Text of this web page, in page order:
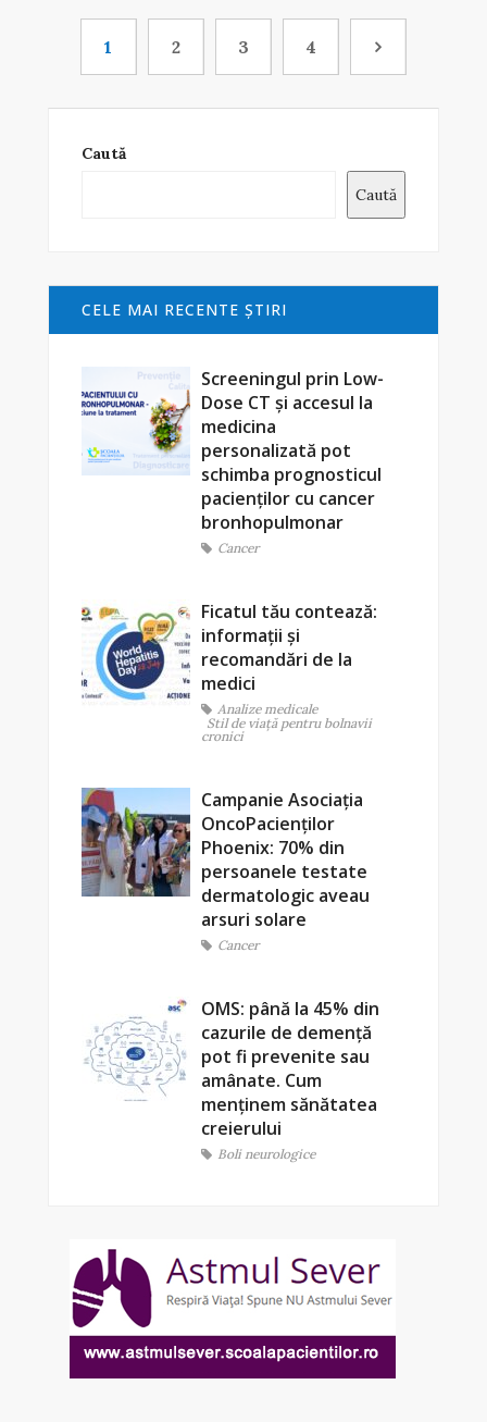
1 2 3 4
Caută
Caută
CELE MAI RECENTE ŞTIRI
Screeningul prin Low-
Dose CT și accesul la
medicina
personalizată pot
schimba prognosticul
pacienților cu cancer
bronhopulmonar
Cancer
Ficatul tău contează:
informații și
recomandări de la
medici
Analize medicale
Stil de viaţă pentru bolnavii
cronici
Campanie Asociația
OncoPacienților
Phoenix: 70% din
persoanele testate
dermatologic aveau
arsuri solare
Cancer
OMS: până la 45% din
cazurile de demență
pot fi prevenite sau
amânate. Cum
menținem sănătatea
creierului
Boli neurologice